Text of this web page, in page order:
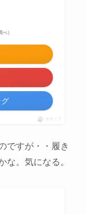
）
ポチップ
ですが・・履き
な。気になる。